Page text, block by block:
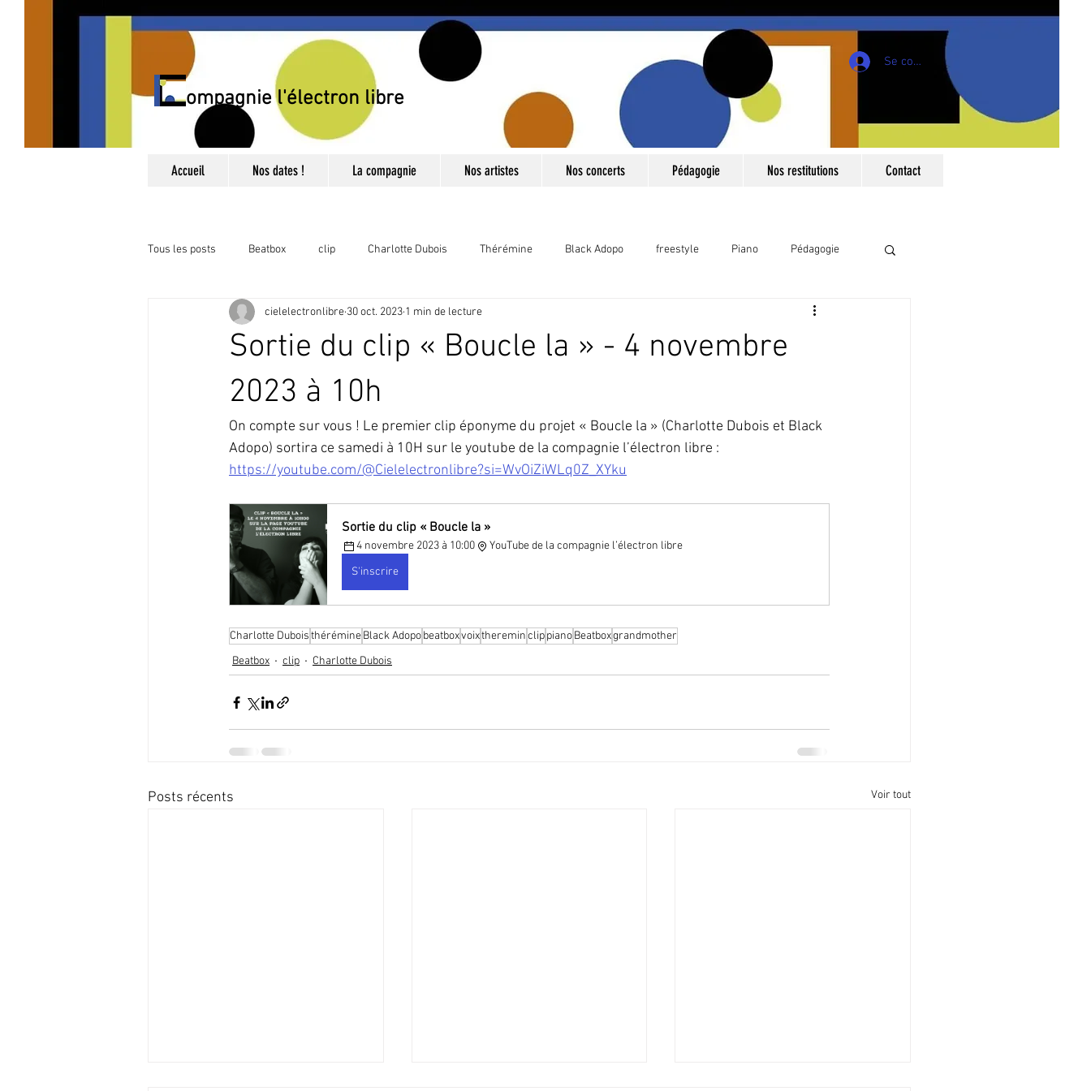
Compagnie l'électron libre
Se connecter
Accueil Nos dates ! La compagnie Nos artistes Nos concerts Pédagogie Nos restitutions Contact
Tous les posts Beatbox clip Charlotte Dubois Thérémine Black Adopo freestyle Piano Pédagogie
Catégorie sans titre Catégorie sans titre Jaune
Audrey Robitaille live Looper
Minifeak Drumbruteimpact Theremini Minilab Rêverie Ô Theremin Événement
Sortie du clip « Boucle la » - 4 novembre
2023 à 10h
cielelectronlibre 30 oct. 2023 1 min de lecture
On compte sur vous ! Le premier clip éponyme du projet « Boucle la » (Charlotte Dubois et Black
Adopo) sortira ce samedi à 10H sur le youtube de la compagnie l’électron libre :
https://youtube.com/@Cielelectronlibre?si=WvOiZiWLq0Z_XYku
Sortie du clip « Boucle la »
4 novembre 2023 à 10:00
YouTube de la compagnie l’électron libre
S'inscrire
Charlotte DuboisthérémineBlack AdopobeatboxvoixthereminclippianoBeatboxgrandmother
Beatbox
clip Charlotte Dubois
Posts récents Voir tout